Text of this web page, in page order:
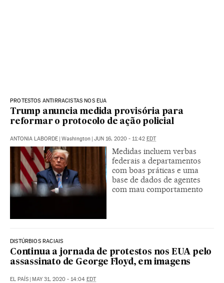
PROTESTOS ANTIRRACISTAS NOS EUA
Trump anuncia medida provisória para
reformar o protocolo de ação policial
ANTONIA LABORDE | Washington | JUN 16, 2020 - 11:42 EDT
Medidas incluem verbas
federais a departamentos
com boas práticas e uma
base de dados de agentes
com mau comportamento
DISTÚRBIOS RACIAIS
Continua a jornada de protestos nos EUA pelo
assassinato de George Floyd, em imagens
EL PAÍS | MAY 31, 2020 - 14:04 EDT